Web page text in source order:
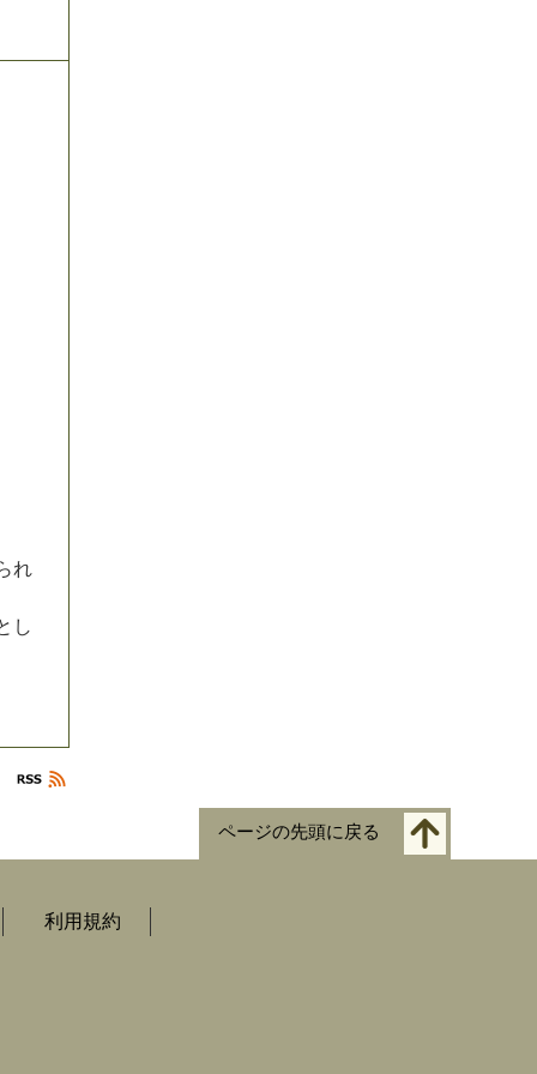
れ
し
ページの先頭に戻る
利用規約